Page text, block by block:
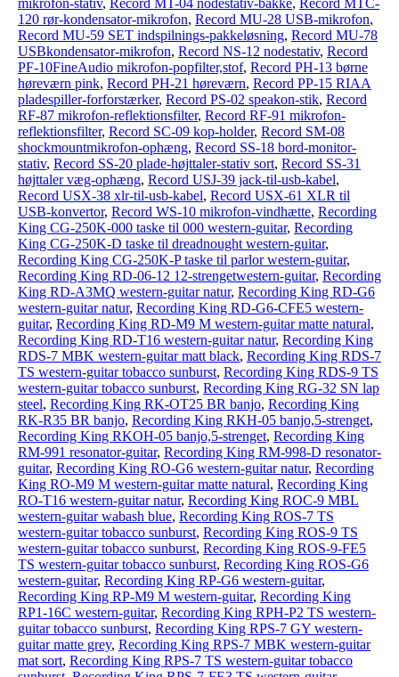
mikrofon-stativ, Record MT-04 nodestativ-bakke, Record MTC-
120 rør-kondensator-mikrofon, Record MU-28 USB-mikrofon,
Record MU-59 SET indspilnings-pakkeløsning, Record MU-78
USBkondensator-mikrofon, Record NS-12 nodestativ, Record
PF-10FineAudio mikrofon-popfilter,stof, Record PH-13 børne
høreværn pink, Record PH-21 høreværn, Record PP-15 RIAA
pladespiller-forforstærker, Record PS-02 speakon-stik, Record
RF-87 mikrofon-reflektionsfilter, Record RF-91 mikrofon-
reflektionsfilter, Record SC-09 kop-holder, Record SM-08
shockmountmikrofon-ophæng, Record SS-18 bord-monitor-
stativ, Record SS-20 plade-højttaler-stativ sort, Record SS-31
højttaler væg-ophæng, Record USJ-39 jack-til-usb-kabel,
Record USX-38 xlr-til-usb-kabel, Record USX-61 XLR til
USB-konvertor, Record WS-10 mikrofon-vindhætte, Recording
King CG-250K-000 taske til 000 western-guitar, Recording
King CG-250K-D taske til dreadnought western-guitar,
Recording King CG-250K-P taske til parlor western-guitar,
Recording King RD-06-12 12-strengetwestern-guitar, Recording
King RD-A3MQ western-guitar natur, Recording King RD-G6
western-guitar natur, Recording King RD-G6-CFE5 western-
guitar, Recording King RD-M9 M western-guitar matte natural,
Recording King RD-T16 western-guitar natur, Recording King
RDS-7 MBK western-guitar matt black, Recording King RDS-7
TS western-guitar tobacco sunburst, Recording King RDS-9 TS
western-guitar tobacco sunburst, Recording King RG-32 SN lap
steel, Recording King RK-OT25 BR banjo, Recording King
RK-R35 BR banjo, Recording King RKH-05 banjo,5-strenget,
Recording King RKOH-05 banjo,5-strenget, Recording King
RM-991 resonator-guitar, Recording King RM-998-D resonator-
guitar, Recording King RO-G6 western-guitar natur, Recording
King RO-M9 M western-guitar matte natural, Recording King
RO-T16 western-guitar natur, Recording King ROC-9 MBL
western-guitar wabash blue, Recording King ROS-7 TS
western-guitar tobacco sunburst, Recording King ROS-9 TS
western-guitar tobacco sunburst, Recording King ROS-9-FE5
TS western-guitar tobacco sunburst, Recording King ROS-G6
western-guitar, Recording King RP-G6 western-guitar,
Recording King RP-M9 M western-guitar, Recording King
RP1-16C western-guitar, Recording King RPH-P2 TS western-
guitar tobacco sunburst, Recording King RPS-7 GY western-
guitar matte grey, Recording King RPS-7 MBK western-guitar
mat sort, Recording King RPS-7 TS western-guitar tobacco